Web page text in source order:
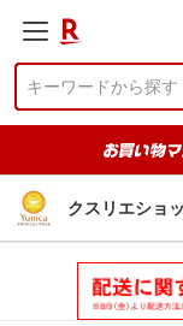
クスリエショ